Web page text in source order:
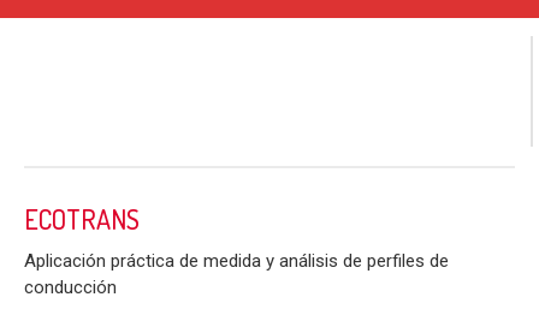
ECOTRANS
Aplicación práctica de medida y análisis de perfiles de
conducción